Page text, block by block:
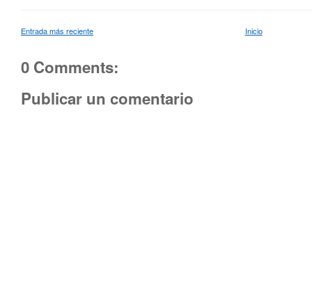
Entrada más reciente Inicio
0 Comments:
Publicar un comentario